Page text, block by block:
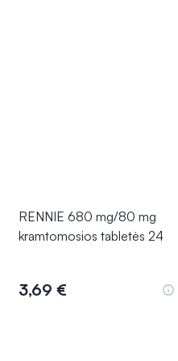
RENNIE 680 mg/80 mg
kramtomosios tabletės 24
3,69 €